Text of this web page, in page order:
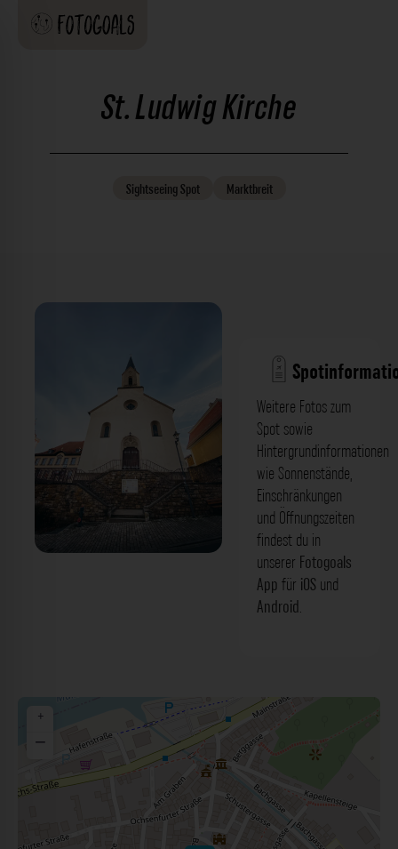
St. Ludwig Kirche
SightseeingSpot Marktbreit
Weitere Fotos zum
Spot sowie
Hintergrundinformationen
wie Sonnenstände,
Einschränkungen
und Öffnungszeiten
findest du in
unserer Fotogoals
App für iOS und
Android.
+
−